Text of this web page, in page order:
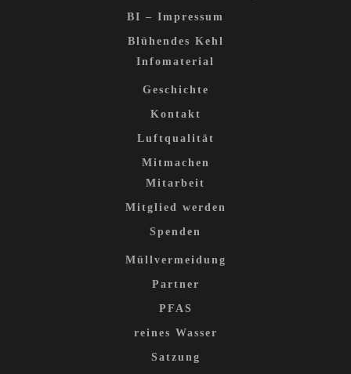
BI – Impressum
Blühendes Kehl
Infomaterial
Geschichte
Kontakt
Luftqualität
Mitmachen
Mitarbeit
Mitglied werden
Spenden
Müllvermeidung
Partner
PFAS
reines Wasser
Satzung